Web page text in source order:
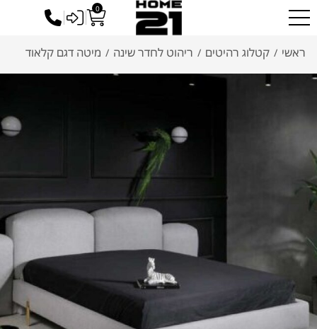
0
כניסה
ראשי / קטלוג רהיטים / ריהוט לחדר שינה / מיטה דגם קלאוד